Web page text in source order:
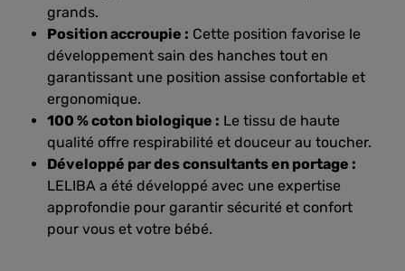
grands.
Position accroupie : Cette position favorise le
développement sain des hanches tout en
garantissant une position assise confortable et
ergonomique.
100 % coton biologique : Le tissu de haute
qualité offre respirabilité et douceur au toucher.
Développé par des consultants en portage :
LELIBA a été développé avec une expertise
approfondie pour garantir sécurité et confort
pour vous et votre bébé.